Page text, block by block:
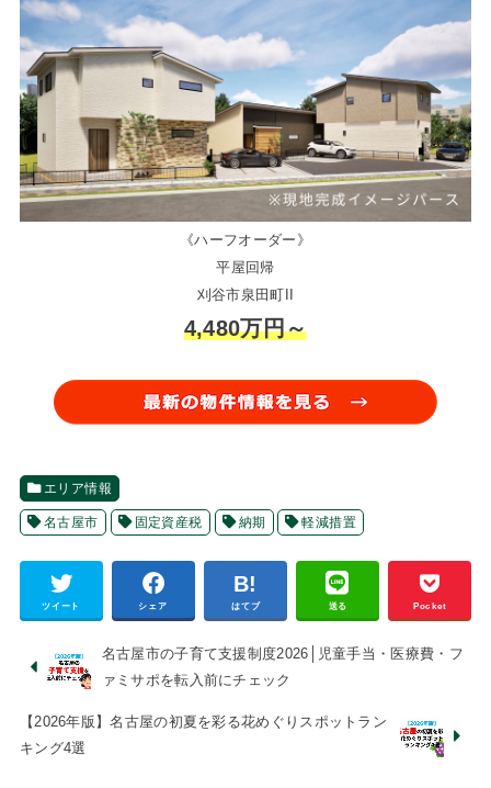
《ハーフオーダー》
平屋回帰
刈谷市泉田町II
4,480万円～
エリア情報
名古屋市 固定資産税 納期 軽減措置
ツイート シェア はてブ 送る Pocket
名古屋市の子育て支援制度2026│児童手当・医療費・フ
ァミサポを転入前にチェック
【2026年版】名古屋の初夏を彩る花めぐりスポットラン
キング4選